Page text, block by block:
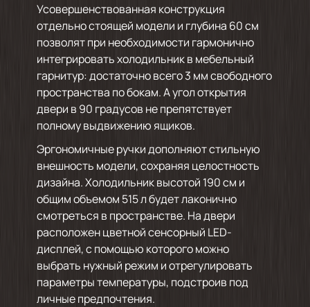
Усовершенствованная конструкция
отдельно стоящей модели и глубина 60 см
позволят при необходимости гармонично
интегрировать холодильник в мебельный
гарнитур: достаточно всего 3 мм свободного
пространства по бокам. А угол открытия
двери в 90 градусов не препятствует
полному выдвижению ящиков.
Эргономичные ручки дополняют стильную
внешность модели, сохраняя целостность
дизайна. Холодильник высотой 190 см и
общим объемом 515 л будет лаконично
смотреться в пространстве. На двери
расположен цветной сенсорный LED-
дисплей, с помощью которого можно
выбрать нужный режим и отрегулировать
параметры температуры, подстроив под
личные предпочтения.